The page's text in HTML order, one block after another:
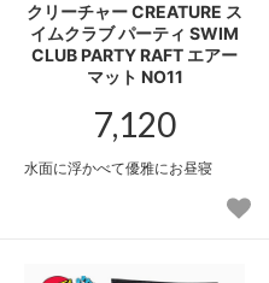
クリーチャー CREATURE ス
イムクラブ パーティ SWIM
CLUB PARTY RAFT エアー
マット NO11
7,120
水面に浮かべて優雅にお昼寝